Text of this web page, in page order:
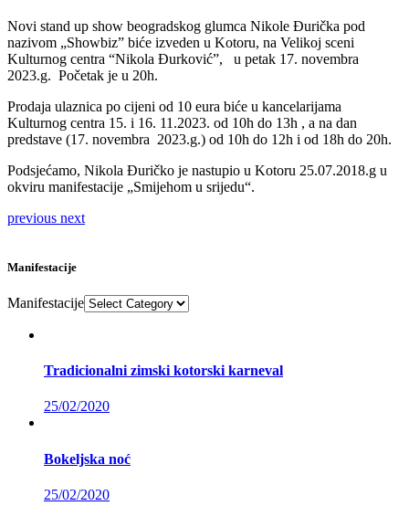
Novi stand up show beogradskog glumca Nikole Đurička pod
nazivom „Showbiz” biće izveden u Kotoru, na Velikoj sceni
Kulturnog centra “Nikola Đurković”, u petak 17. novembra
2023.g. Početak je u 20h.
Prodaja ulaznica po cijeni od 10 eura biće u kancelarijama
Kulturnog centra 15. i 16. 11.2023. od 10h do 13h , a na dan
predstave (17. novembra 2023.g.) od 10h do 12h i od 18h do 20h.
Podsjećamo, Nikola Đuričko je nastupio u Kotoru 25.07.2018.g u
okviru manifestacije „Smijehom u srijedu“.
previous next
Manifestacije
Manifestacije
Tradicionalni zimski kotorski karneval
25/02/2020
Bokeljska noć
25/02/2020